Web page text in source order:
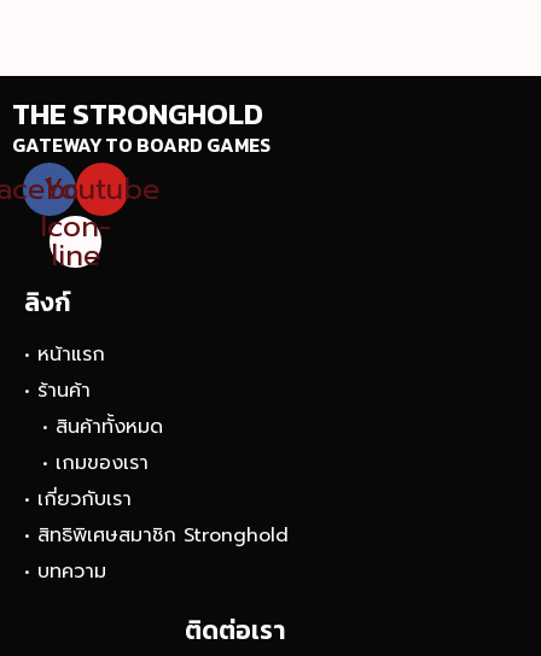
THE STRONGHOLD
GATEWAY TO BOARD GAMES
Youtube
Icon-
line
ลิงก์
• หน้าแรก
• ร้านค้า
• สินค้าทั้งหมด
• เกมของเรา
• เกี่ยวกับเรา
• สิทธิพิเศษสมาชิก Stronghold
• บทความ
ติดต่อเรา